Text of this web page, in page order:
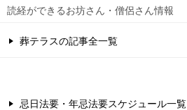
読経ができるお坊さん・僧侶さん情報
葬テラスの記事全一覧
忌日法要・年忌法要スケジュール一覧